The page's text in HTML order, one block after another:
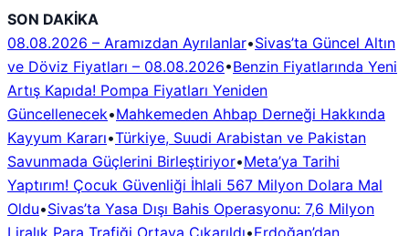
İçeriğe
geç
SON DAKİKA
08.08.2026 – Aramızdan Ayrılanlar•Sivas’ta Güncel Altın
ve Döviz Fiyatları – 08.08.2026•Benzin Fiyatlarında Yeni
Artış Kapıda! Pompa Fiyatları Yeniden
Güncellenecek•Mahkemeden Ahbap Derneği Hakkında
Kayyum Kararı•Türkiye, Suudi Arabistan ve Pakistan
Savunmada Güçlerini Birleştiriyor•Meta’ya Tarihi
Yaptırım! Çocuk Güvenliği İhlali 567 Milyon Dolara Mal
Oldu•Sivas’ta Yasa Dışı Bahis Operasyonu: 7,6 Milyon
Liralık Para Trafiği Ortaya Çıkarıldı•Erdoğan’dan